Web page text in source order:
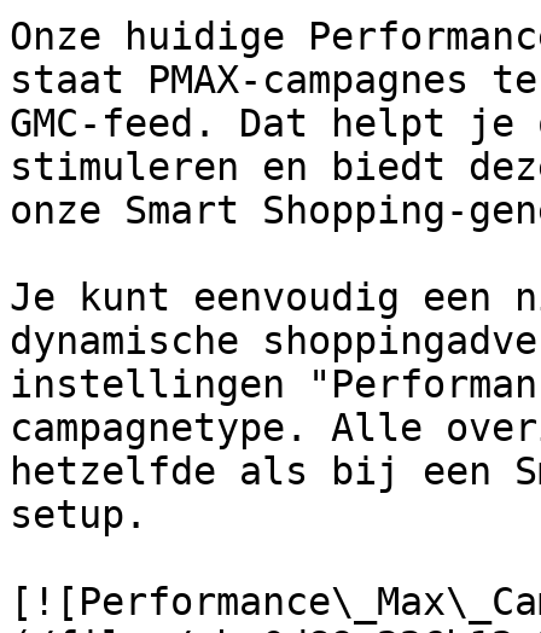
Onze huidige
staat PMAX-campagnes
GMC-feed. Dat helpt
stimuleren en biedt
onze Smart Shopping-
Je kunt eenvoudig een
dynamische
instellingen
campagnetype. Alle
hetzelfde als bij een
setup.